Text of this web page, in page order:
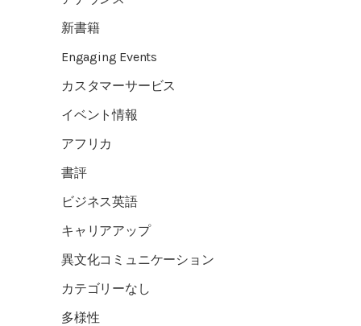
新書籍
Engaging Events
カスタマーサービス
イベント情報
アフリカ
書評
ビジネス英語
キャリアアップ
異文化コミュニケーション
カテゴリーなし
多様性